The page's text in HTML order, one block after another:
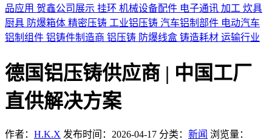
品应用 贺鑫公司展示 挂环 机械设备配件 电子通讯 加工 炊具
厨具 防爆箱体 精密压铸 工业铝压铸 汽车铝制部件 电动汽车
铝制组件 铝铸件制造商 铝压铸 防爆线盒 铸造耗材 运输行业
德国铝压铸供应商 | 中国工厂
直供解决方案
作者： H.K.X 发布时间：2026-04-17 分类： 新闻 浏览量：